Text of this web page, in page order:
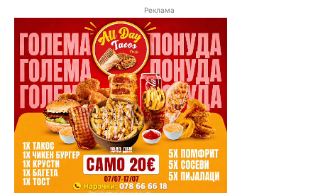
Реклама